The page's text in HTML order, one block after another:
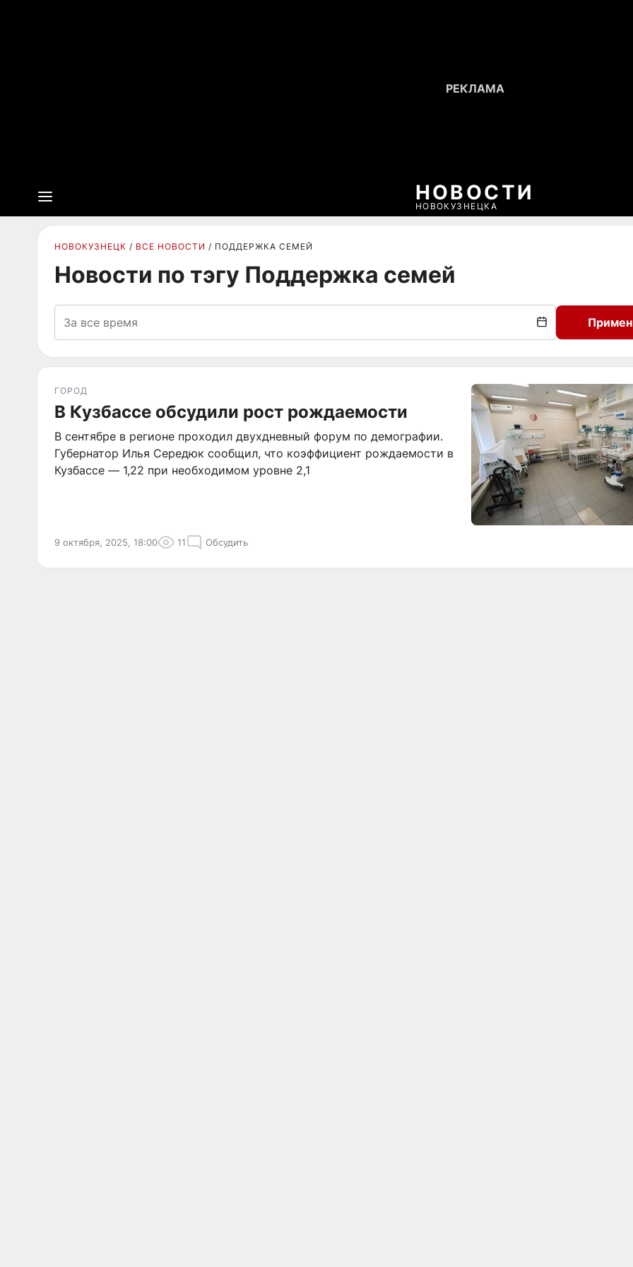
НОВОСТИ
НОВОКУЗНЕЦКА
НОВОКУЗНЕЦК ВСЕ НОВОСТИ ПОДДЕРЖКА СЕМЕЙ
Новости по тэгу Поддержка семей
ГОРОД
В Кузбассе обсудили рост рождаемости
В сентябре в регионе проходил двухдневный форум по демографии.
Губернатор Илья Середюк сообщил, что коэффициент рождаемости в
Кузбассе — 1,22 при необходимом уровне 2,1
9 октября, 2025, 18:00 11 Обсудить